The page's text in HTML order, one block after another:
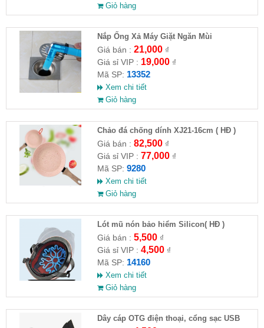
Giỏ hàng
Nắp Ống Xả Máy Giặt Ngăn Mùi
Giá bán : 21,000₫
Giá sỉ VIP : 19,000₫
Mã SP: 13352
Xem chi tiết
Giỏ hàng
Chảo đá chống dính XJ21-16cm ( HĐ )
Giá bán : 82,500₫
Giá sỉ VIP : 77,000₫
Mã SP: 9280
Xem chi tiết
Giỏ hàng
Lót mũ nón bảo hiểm Silicon( HĐ )
Giá bán : 5,500₫
Giá sỉ VIP : 4,500₫
Mã SP: 14160
Xem chi tiết
Giỏ hàng
Dây cáp OTG điện thoại, cổng sạc USB